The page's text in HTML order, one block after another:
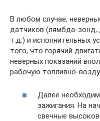
В любом случае,
датчиков (лямбда-
т.д.) и исполнительных
того, что горячий
неверных показаний
рабочую топливно-
Далее
зажигания. На
свечные